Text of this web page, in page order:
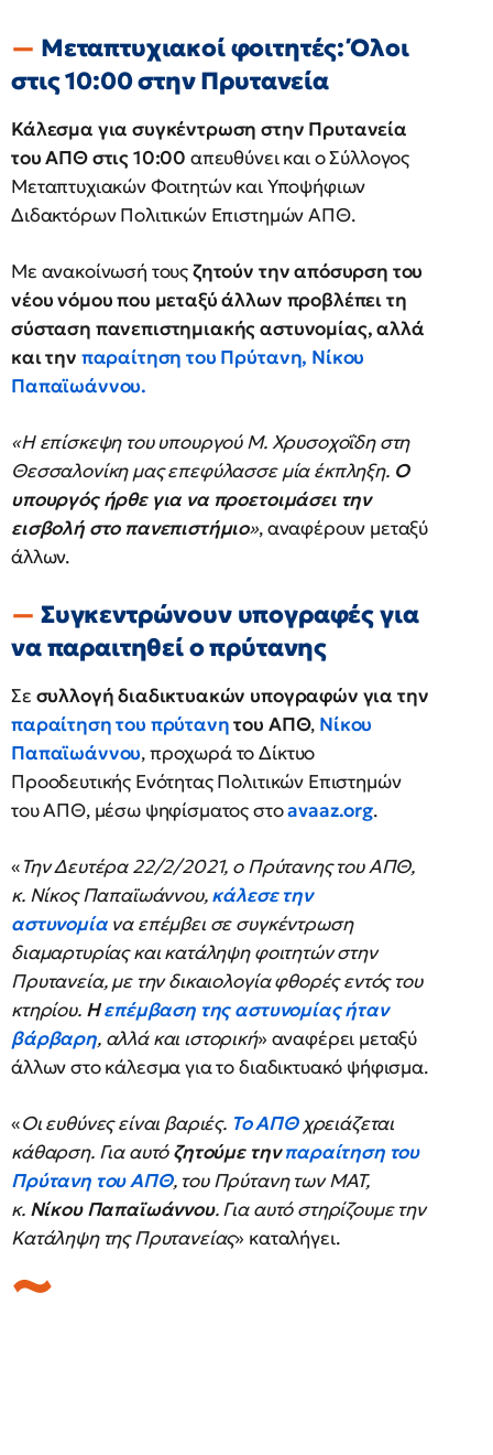
Μεταπτυχιακοί φοιτητές: Όλοι
στις 10:00 στην Πρυτανεία
Κάλεσμα για συγκέντρωση στην Πρυτανεία
του ΑΠΘ στις 10:00 απευθύνει και ο Σύλλογος
Μεταπτυχιακών Φοιτητών και Υποψήφιων
Διδακτόρων Πολιτικών Επιστημών ΑΠΘ.
Με ανακοίνωσή τουςζητούν την απόσυρση του
νέου νόμου που μεταξύ άλλων προβλέπει τη
σύσταση πανεπιστημιακής αστυνομίας, αλλά
και την παραίτηση του Πρύτανη, Νίκου
Παπαϊωάννου.
«Η επίσκεψη του υπουργού Μ. Χρυσοχοΐδη στη
Θεσσαλονίκη μας επεφύλασσε μία έκπληξη. Ο
υπουργός ήρθε για να προετοιμάσει την
εισβολή στο πανεπιστήμιο», αναφέρουν μεταξύ
άλλων.
Συγκεντρώνουν υπογραφές για
να παραιτηθεί ο πρύτανης
Σε συλλογή διαδικτυακών υπογραφών για την
παραίτηση του πρύτανητου ΑΠΘ, Νίκου
Παπαϊωάννου, προχωρά το Δίκτυο
Προοδευτικής Ενότητας Πολιτικών Επιστημών
του ΑΠΘ, μέσω ψηφίσματος στοavaaz.org.
«Την Δευτέρα 22/2/2021, ο Πρύτανης του ΑΠΘ,
κ. Νίκος Παπαϊωάννου,κάλεσε την
αστυνομίανα επέμβει σε συγκέντρωση
διαμαρτυρίας και κατάληψη φοιτητών στην
Πρυτανεία, με την δικαιολογία φθορές εντός του
κτηρίου. Η επέμβαση της αστυνομίας ήταν
βάρβαρη, αλλά και ιστορική» αναφέρει μεταξύ
άλλων στο κάλεσμα για το διαδικτυακό ψήφισμα.
«Οι ευθύνες είναι βαριές. Το ΑΠΘχρειάζεται
κάθαρση. Για αυτόζητούμε την παραίτηση του
Πρύτανη του ΑΠΘ, του Πρύτανη των ΜΑΤ,
κ. Νίκου Παπαϊωάννου. Για αυτό στηρίζουμε την
Κατάληψη της Πρυτανείας» καταλήγει.